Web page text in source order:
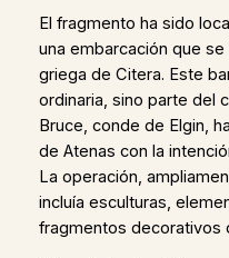
El fragmento ha sido
una embarcación que se
griega de Citera. Este
ordinaria, sino parte del
Bruce, conde de Elgin,
de Atenas con la
La operación,
incluía esculturas,
fragmentos decorativos